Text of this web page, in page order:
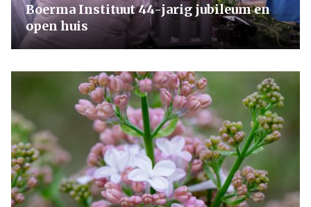
Boerma Instituut 44-jarig jubileum en
open huis